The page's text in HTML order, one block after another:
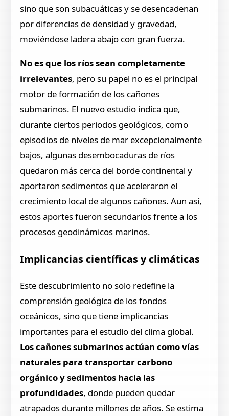
sino que son subacuáticas y se desencadenan
por diferencias de densidad y gravedad,
moviéndose ladera abajo con gran fuerza.
No es que los ríos sean completamente
irrelevantes, pero su papel no es el principal
motor de formación de los cañones
submarinos. El nuevo estudio indica que,
durante ciertos periodos geológicos, como
episodios de niveles de mar excepcionalmente
bajos, algunas desembocaduras de ríos
quedaron más cerca del borde continental y
aportaron sedimentos que aceleraron el
crecimiento local de algunos cañones. Aun así,
estos aportes fueron secundarios frente a los
procesos geodinámicos marinos.
Implicancias científicas y climáticas
Este descubrimiento no solo redefine la
comprensión geológica de los fondos
oceánicos, sino que tiene implicancias
importantes para el estudio del clima global.
Los cañones submarinos actúan como vías
naturales para transportar carbono
orgánico y sedimentos hacia las
profundidades, donde pueden quedar
atrapados durante millones de años. Se estima